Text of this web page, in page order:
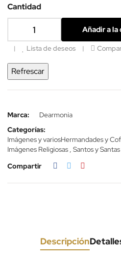
Cantidad
Añadir a la
Lista de deseos
Marca:
Dearmonia
Categorías:
Imágenes y variosHermandades y
Imágenes Religiosas , Santos y Santas
Compartir
Descripción